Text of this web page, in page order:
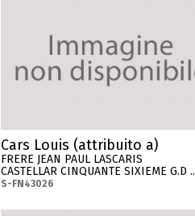
Cars Louis (attribuito a)
FRERE JEAN PAUL LASCARIS
CASTELLAR CINQUANTE SIXIEME G.D ..
S-FN43026